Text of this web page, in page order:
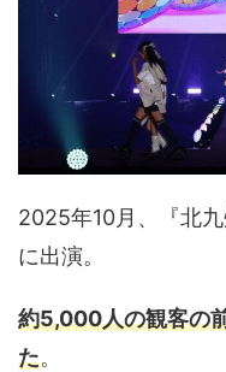
2025年10月、『北
に出演。
約5,000人の観客の
た。